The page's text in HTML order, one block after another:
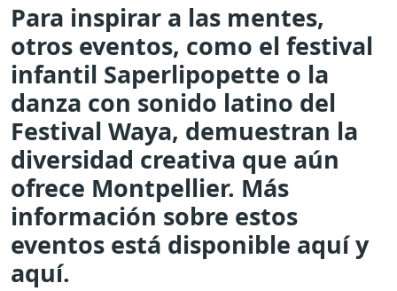
Para inspirar a las mentes,
otros eventos, como el festival
infantil Saperlipopette o la
danza con sonido latino del
Festival Waya, demuestran la
diversidad creativa que aún
ofrece Montpellier. Más
información sobre estos
eventos está disponible aquí y
aquí.